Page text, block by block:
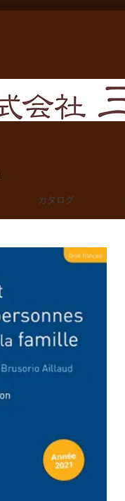
カタログ